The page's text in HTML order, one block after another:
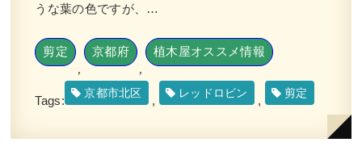
うな葉の色ですが、…
剪定
,
京都府
,
植木屋オススメ情報
Tags:
京都市北区
,
レッドロビン
,
剪定